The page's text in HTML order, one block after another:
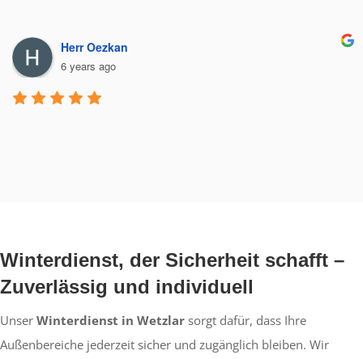
Herr Oezkan
6 years ago
Winterdienst, der Sicherheit schafft –
Zuverlässig und individuell
Unser Winterdienst in Wetzlar sorgt dafür, dass Ihre
Außenbereiche jederzeit sicher und zugänglich bleiben. Wir